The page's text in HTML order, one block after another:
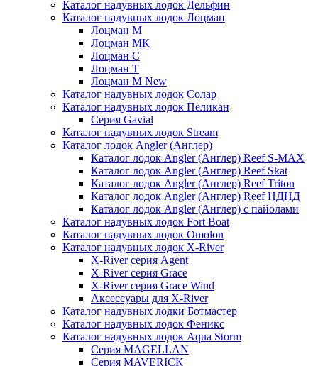
Каталог надувных лодок Дельфин
Каталог надувных лодок Лоцман
Лоцман М
Лоцман МК
Лоцман С
Лоцман Т
Лоцман М New
Каталог надувных лодок Солар
Каталог надувных лодок Пеликан
Серия Gavial
Каталог надувных лодок Stream
Каталог лодок Angler (Англер)
Каталог лодок Angler (Англер) Reef S-MAX
Каталог лодок Angler (Англер) Reef Skat
Каталог лодок Angler (Англер) Reef Triton
Каталог лодок Angler (Англер) Reef НДНД
Каталог лодок Angler (Англер) с пайолами
Каталог надувных лодок Fort Boat
Каталог надувных лодок Omolon
Каталог надувных лодок X-River
X-River серия Agent
X-River серия Grace
X-River серия Grace Wind
Аксессуары для X-River
Каталог надувных лодки Ботмастер
Каталог надувных лодок Феникc
Каталог надувных лодок Aqua Storm
Серия MAGELLAN
Серия MAVERICK